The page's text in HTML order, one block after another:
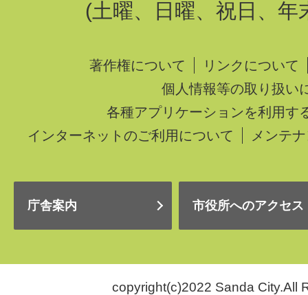
(土曜、日曜、祝日、年
著作権について
リンクについて
個人情報等の取り扱い
各種アプリケーションを利用す
インターネットのご利用について
メンテ
庁舎案内 市役所へのアクセス
copyright(c)2022 Sanda City.All